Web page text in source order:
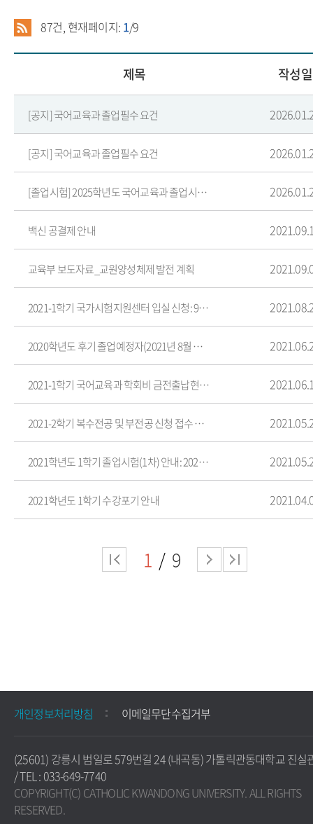
87건, 현재페이지: 1/9
제목 작성일
[공지] 국어교육과 졸업필수 요건
[공지] 국어교육과 졸업필수 요건
[졸업시험] 2025학년도 국어교육과 졸업시험 결과 안내
백신 공결제 안내
교육부 보도자료_교원양성체제 발전 계획
2021-1학기 국가시험지원센터 입실 신청: 9월 2일(목)까지
2020학년도 후기 졸업예정자(2021년 8월 졸업) 교원자격 무시험검정원서 제출 안내
2021-1학기 국어교육과 학회비 금전출납현황 및 세부내역 공고
2021-2학기 복수전공 및 부전공 신청 접수 안내
2021학년도 1학기 졸업시험(1차) 안내: 2021. 5. 26~ 6. 6(일) 24시
2021학년도 1학기 수강포기 안내
1 9
개인정보처리방침 이메일무단수집거부
(25601) 강릉시 범일로 579번길 24 (내곡동) 가톨릭관동대학교 진실
/ TEL : 033-649-7740
COPYRIGHT(C) CATHOLIC KWANDONG UNIVERSITY. ALL RIGHTS
RESERVED.